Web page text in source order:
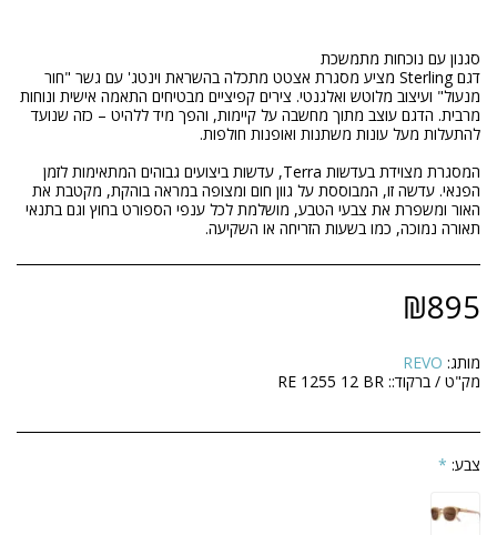
דגם Sterling מציע מסגרת אצטט מתכלה בהשראת וינטג' עם גשר "חור
מנעול" ועיצוב מלוטש ואלגנטי. צירים קפיציים מבטיחים התאמה אישית ונוחות
מרבית. הדגם עוצב מתוך מחשבה על קיימות, והפך מיד ללהיט – כזה שנועד
המסגרת מצוידת בעדשות Terra, עדשות ביצועים גבוהים המתאימות לזמן
הפנאי. עדשה זו, המבוססת על גוון חום ומצופה במראה בוהקת, מקטבת את
האור ומשפרת את צבעי הטבע, מושלמת לכל ענפי הספורט בחוץ וגם בתנאי
תאורה נמוכה, כמו בשעות הזריחה או השקיעה.
₪895
מותג: REVO
מק"ט / ברקוד:: RE 1255 12 BR
צבע: *